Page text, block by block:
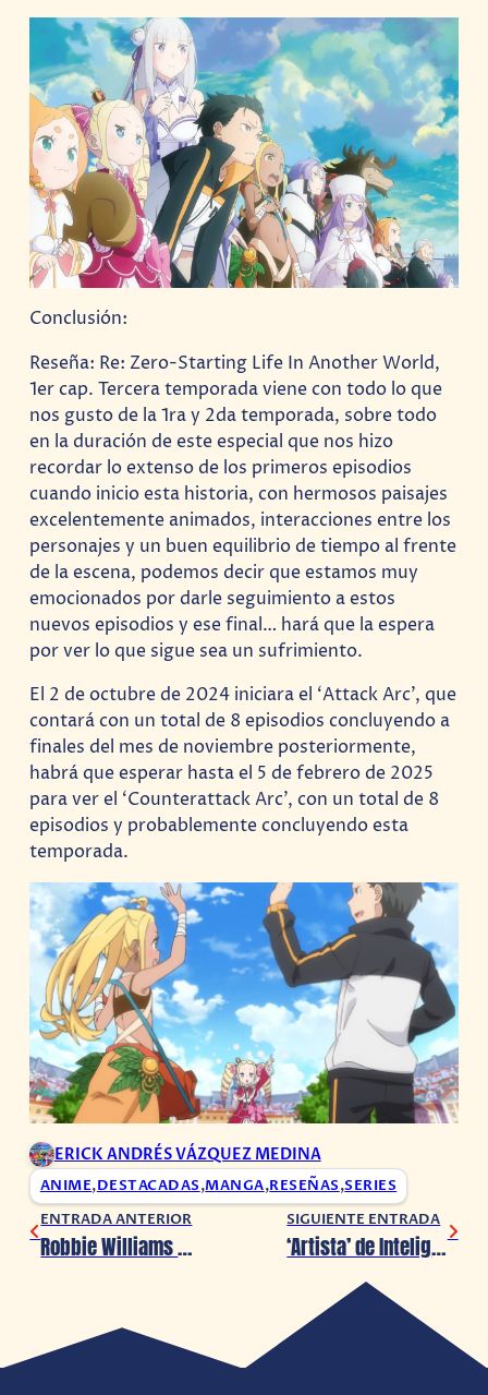
Conclusión:
Reseña: Re: Zero-Starting Life In Another World,
1er cap. Tercera temporada viene con todo lo que
nos gusto de la 1ra y 2da temporada, sobre todo
en la duración de este especial que nos hizo
recordar lo extenso de los primeros episodios
cuando inicio esta historia, con hermosos paisajes
excelentemente animados, interacciones entre los
personajes y un buen equilibrio de tiempo al frente
de la escena, podemos decir que estamos muy
emocionados por darle seguimiento a estos
nuevos episodios y ese final… hará que la espera
por ver lo que sigue sea un sufrimiento.
El 2 de octubre de 2024 iniciara el ‘Attack Arc’, que
contará con un total de 8 episodios concluyendo a
finales del mes de noviembre posteriormente,
habrá que esperar hasta el 5 de febrero de 2025
para ver el ‘Counterattack Arc’, con un total de 8
episodios y probablemente concluyendo esta
temporada.
ERICK ANDRÉS VÁZQUEZ MEDINA
ANIME,DESTACADAS,MANGA,RESEÑAS,SERIES
ENTRADA ANTERIOR
Robbie Williams muestra el primer avance de su Biopic «Better Man»
SIGUIENTE ENTRADA
‘Artista’ de Inteligencia Artificial demanda por no poder registrar ‘su arte’